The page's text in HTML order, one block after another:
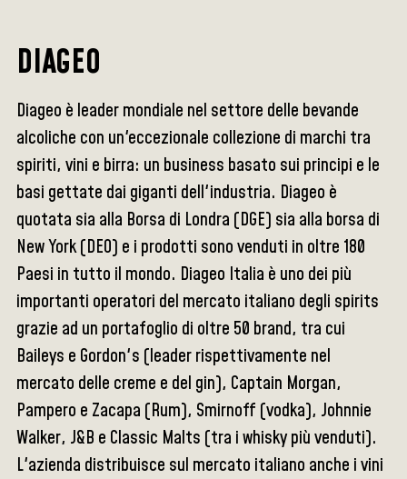
DIAGEO
Diageo è leader mondiale nel settore delle bevande
alcoliche con un'eccezionale collezione di marchi tra
spiriti, vini e birra: un business basato sui principi e le
basi gettate dai giganti dell'industria. Diageo è
quotata sia alla Borsa di Londra (DGE) sia alla borsa di
New York (DEO) e i prodotti sono venduti in oltre 180
Paesi in tutto il mondo. Diageo Italia è uno dei più
importanti operatori del mercato italiano degli spirits
grazie ad un portafoglio di oltre 50 brand, tra cui
Baileys e Gordon's (leader rispettivamente nel
mercato delle creme e del gin), Captain Morgan,
Pampero e Zacapa (Rum), Smirnoff (vodka), Johnnie
Walker, J&B e Classic Malts (tra i whisky più venduti).
L'azienda distribuisce sul mercato italiano anche i vini